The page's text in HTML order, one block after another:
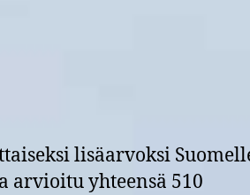
lisäarvoksi
arvioitu yhteensä 510